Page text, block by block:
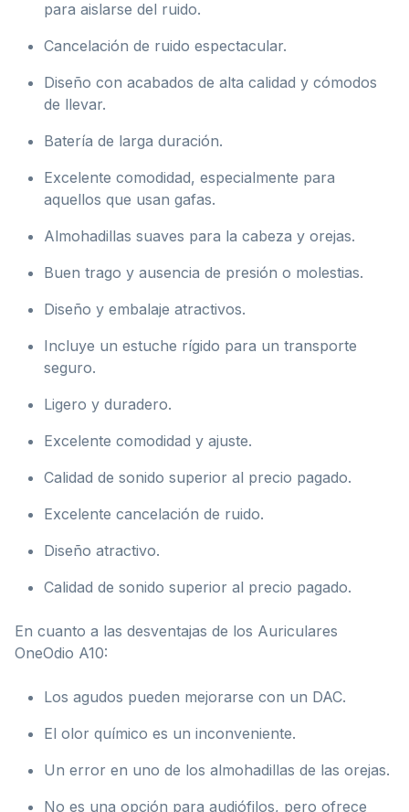
para aislarse del ruido.
Cancelación de ruido espectacular.
Diseño con acabados de alta calidad y cómodos
de llevar.
Batería de larga duración.
Excelente comodidad, especialmente para
aquellos que usan gafas.
Almohadillas suaves para la cabeza y orejas.
Buen trago y ausencia de presión o molestias.
Diseño y embalaje atractivos.
Incluye un estuche rígido para un transporte
seguro.
Ligero y duradero.
Excelente comodidad y ajuste.
Calidad de sonido superior al precio pagado.
Excelente cancelación de ruido.
Diseño atractivo.
Calidad de sonido superior al precio pagado.
En cuanto a las desventajas de los Auriculares
OneOdio A10:
Los agudos pueden mejorarse con un DAC.
El olor químico es un inconveniente.
Un error en uno de los almohadillas de las orejas.
No es una opción para audiófilos, pero ofrece